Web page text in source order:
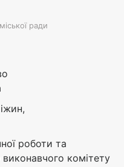
ради
роботи та
комітету